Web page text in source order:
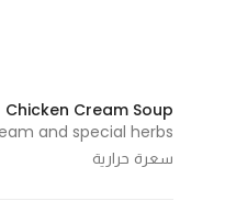
Chicken Cream Soup
سعرة حرارية
cookies
are not
optional.